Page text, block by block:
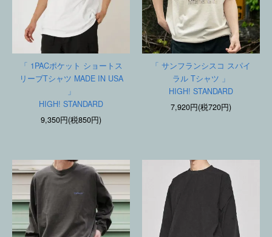
「 1PACポケット ショートス
リーブTシャツ MADE IN USA
」
HIGH! STANDARD
9,350円(税850円)
「 サンフランシスコ スパイ
ラル Tシャツ 」
HIGH! STANDARD
7,920円(税720円)